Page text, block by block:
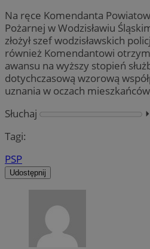
Na ręce Komendanta
Pożarnej w Wodzisławiu
złożył szef wodzisławskich
również Komendantowi
awansu na wyższy stopień
dotychczasową wzorową
uznania w oczach
Słuchaj
⏵︎
Tagi:
PSP
Udostępnij